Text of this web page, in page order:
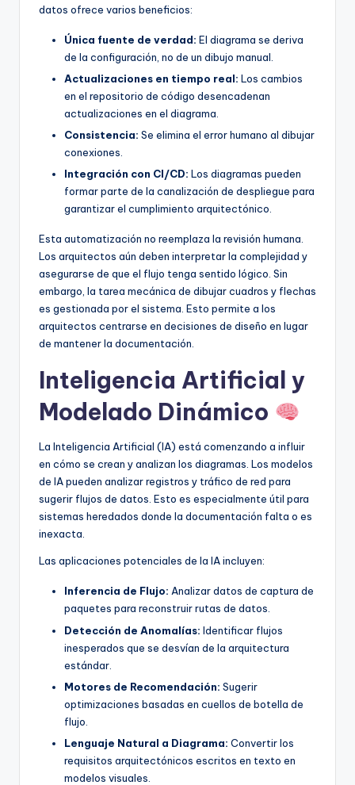
datos ofrece varios beneficios:
Única fuente de verdad: El diagrama se deriva
de la configuración, no de un dibujo manual.
Actualizaciones en tiempo real: Los cambios
en el repositorio de código desencadenan
actualizaciones en el diagrama.
Consistencia: Se elimina el error humano al dibujar
conexiones.
Integración con CI/CD: Los diagramas pueden
formar parte de la canalización de despliegue para
garantizar el cumplimiento arquitectónico.
Esta automatización no reemplaza la revisión humana.
Los arquitectos aún deben interpretar la complejidad y
asegurarse de que el flujo tenga sentido lógico. Sin
embargo, la tarea mecánica de dibujar cuadros y flechas
es gestionada por el sistema. Esto permite a los
arquitectos centrarse en decisiones de diseño en lugar
de mantener la documentación.
Inteligencia Artificial y
Modelado Dinámico
La Inteligencia Artificial (IA) está comenzando a influir
en cómo se crean y analizan los diagramas. Los modelos
de IA pueden analizar registros y tráfico de red para
sugerir flujos de datos. Esto es especialmente útil para
sistemas heredados donde la documentación falta o es
inexacta.
Las aplicaciones potenciales de la IA incluyen:
Inferencia de Flujo: Analizar datos de captura de
paquetes para reconstruir rutas de datos.
Detección de Anomalías: Identificar flujos
inesperados que se desvían de la arquitectura
estándar.
Motores de Recomendación: Sugerir
optimizaciones basadas en cuellos de botella de
flujo.
Lenguaje Natural a Diagrama: Convertir los
requisitos arquitectónicos escritos en texto en
modelos visuales.